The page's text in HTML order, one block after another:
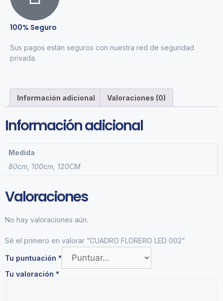
100% Seguro
Sus pagos están seguros con nuestra red de seguridad
privada.
Información adicional Valoraciones (0)
Información adicional
Medida
80cm, 100cm, 120CM
Valoraciones
No hay valoraciones aún.
Sé el primero en valorar “CUADRO FLORERO LED 002”
Tu puntuación *
Tu valoración *